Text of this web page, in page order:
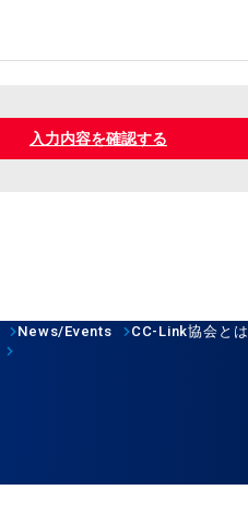
入力内容を確認する
News/Events CC-Link協会とは